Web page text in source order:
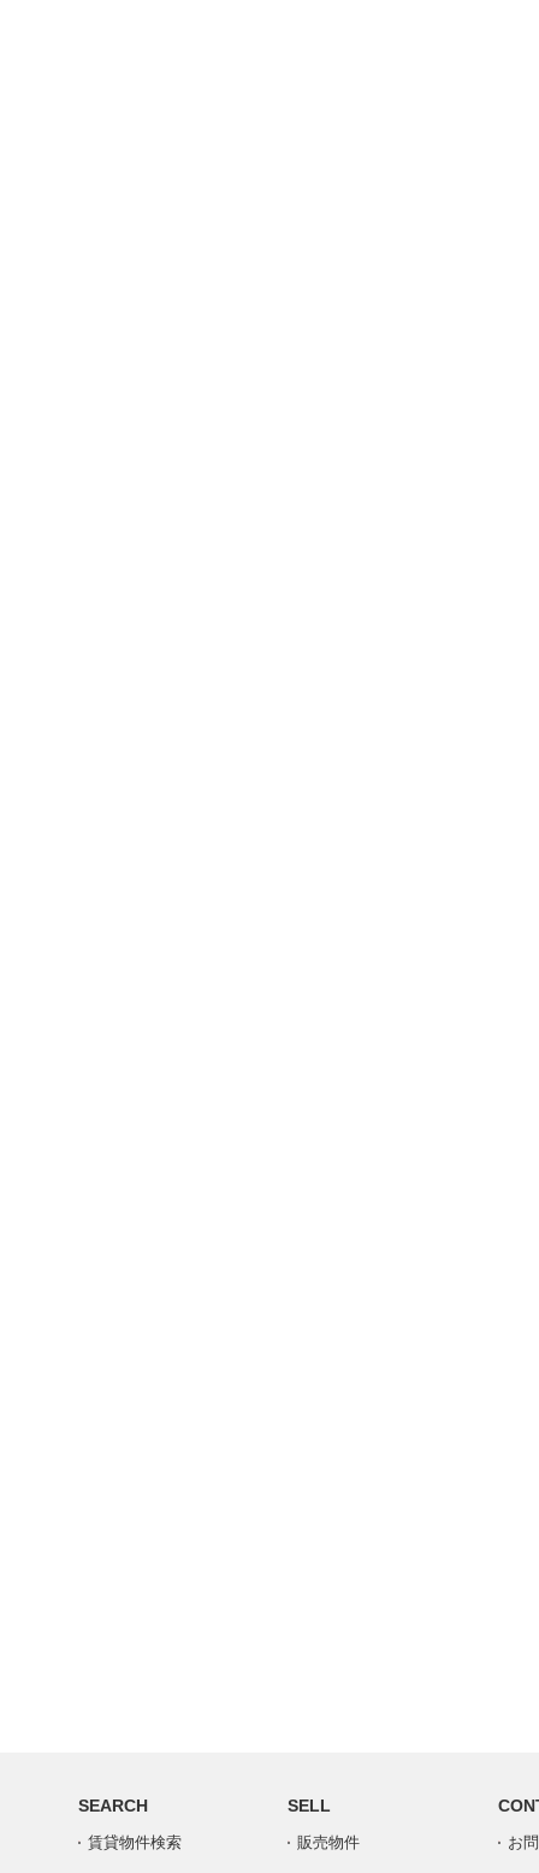
SEARCH
賃貸物件検索
SELL
販売物件 お